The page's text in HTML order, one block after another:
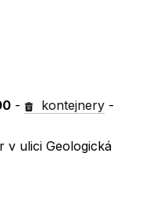
- kontejnery -
v ulici Geologická